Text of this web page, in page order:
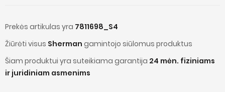
Prekės artikulas yra 7811698_S4
Žiūrėti visus Sherman gamintojo siūlomus produktus
Šiam produktui yra suteikiama garantija 24 mėn. fiziniams
ir juridiniam asmenims